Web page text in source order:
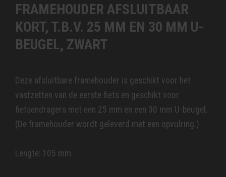
FRAMEHOUDER AFSLUITBAAR
KORT, T.B.V. 25 MM EN 30 MM U-
BEUGEL, ZWART
Deze afsluitbare framehouder is geschikt voor het
vastzetten van de eerste fiets en geschikt voor
fietsendragers met een 25 mm en een 30 mm U-beugel.
(De framehouder wordt geleverd met een opvulring.)
Lengte: 105 mm